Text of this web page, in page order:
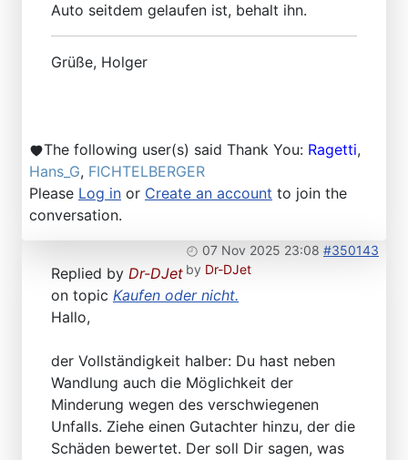
Auto seitdem gelaufen ist, behalt ihn.
Grüße, Holger
The following user(s) said Thank You: Ragetti,
Hans_G, FICHTELBERGER
Please Log in or Create an account to join the
conversation.
07 Nov 2025 23:08 #350143
by Dr-DJet
Replied by Dr-DJet
on topic Kaufen oder nicht.
Hallo,
der Vollständigkeit halber: Du hast neben
Wandlung auch die Möglichkeit der
Minderung wegen des verschwiegenen
Unfalls. Ziehe einen Gutachter hinzu, der die
Schäden bewertet. Der soll Dir sagen, was